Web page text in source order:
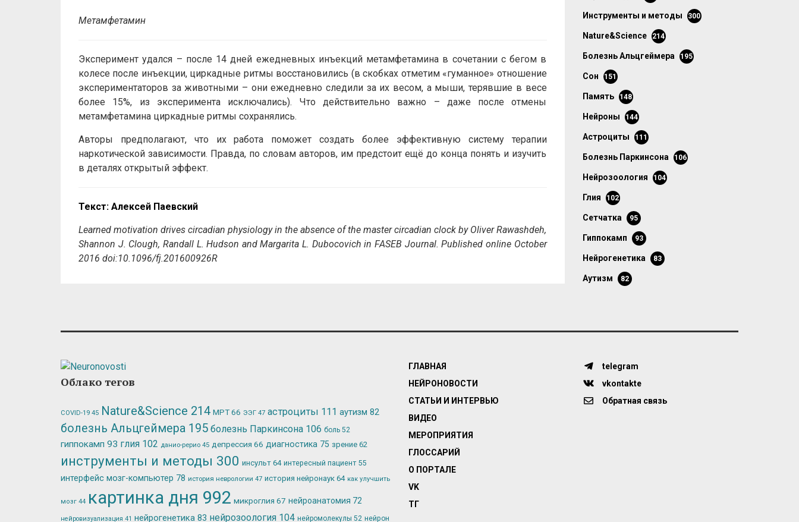
Метамфетамин
Эксперимент удался – после 14 дней ежедневных инъекций метамфетамина в сочетании с бегом в
колесе после инъекции, циркадные ритмы восстановились (в скобках отметим «гуманное» отношение
экспериментаторов за животными – они ежедневно следили за их весом, а мыши, терявшие в весе
более 15%, из эксперимента исключались). Что действительно важно – даже после отмены
метамфетамина циркадные ритмы сохранялись.
Авторы предполагают, что их работа поможет создать более эффективную систему терапии
наркотической зависимости. Правда, по словам авторов, им предстоит ещё до конца понять и изучить
в деталях открытый эффект.
Текст: Алексей Паевский
Learned motivation drives circadian physiology in the absence of the master circadian clock by Oliver Rawashdeh,
Shannon J. Clough, Randall L. Hudson and Margarita L. Dubocovich in FASEB Journal. Published online October
2016 doi:10.1096/fj.201600926R
инструменты и методы 300
Nature&Science 214
болезнь Альцгеймера 195
сон 151
память 148
нейроны 144
астроциты 111
болезнь Паркинсона 106
нейрозоология 104
глия 102
сетчатка 95
гиппокамп 93
нейрогенетика 83
аутизм 82
Облако тегов
COVID-19 45 Nature&Science 214 МРТ66 ЭЭГ 47 астроциты 111 аутизм 82
болезнь Альцгеймера 195 болезнь Паркинсона 106 боль 52
гиппокамп 93 глия 102 данио-рерио 45 депрессия 66 диагностика 75 зрение 62
инструменты и методы 300 инсульт 64 интересный пациент 55
интерфейс мозг-компьютер 78 история неврологии 47 история нейронаук 64 как улучшить
мозг 44 картинка дня 992 микроглия 67 нейроанатомия 72
нейровизуализация 41 нейрогенетика 83 нейрозоология 104 нейромолекулы 52 нейрон
ГЛАВНАЯ
НЕЙРОНОВОСТИ
СТАТЬИ И ИНТЕРВЬЮ
ВИДЕО
МЕРОПРИЯТИЯ
ГЛОССАРИЙ
О ПОРТАЛЕ
VK
ТГ
telegram
vkontakte
Обратная связь